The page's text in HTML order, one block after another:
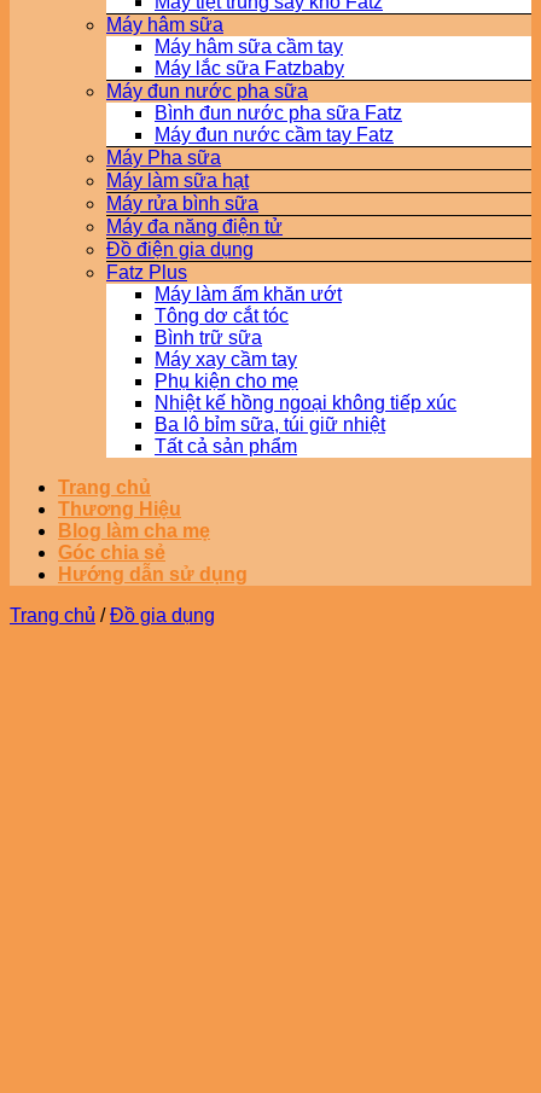
Máy hâm sữa
Máy hâm sữa cầm tay
Máy lắc sữa Fatzbaby
Máy đun nước pha sữa
Bình đun nước pha sữa Fatz
Máy đun nước cầm tay Fatz
Máy Pha sữa
Máy làm sữa hạt
Máy rửa bình sữa
Máy đa năng điện tử
Đồ điện gia dụng
Fatz Plus
Máy làm ấm khăn ướt
Tông dơ cắt tóc
Bình trữ sữa
Máy xay cầm tay
Phụ kiện cho mẹ
Nhiệt kế hồng ngoại không tiếp xúc
Ba lô bỉm sữa, túi giữ nhiệt
Tất cả sản phẩm
Trang chủ
Thương Hiệu
Blog làm cha mẹ
Góc chia sẻ
Hướng dẫn sử dụng
Trang chủ / Đồ gia dụng